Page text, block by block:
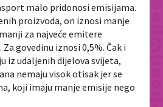
malo pridonosi emisijama.
proizvoda, on iznosi manje
za najveće emitere
govedinu iznosi 0,5%. Čak i
iz udaljenih dijelova svijeta,
nemaju visok otisak jer se
koji imaju manje emisije nego